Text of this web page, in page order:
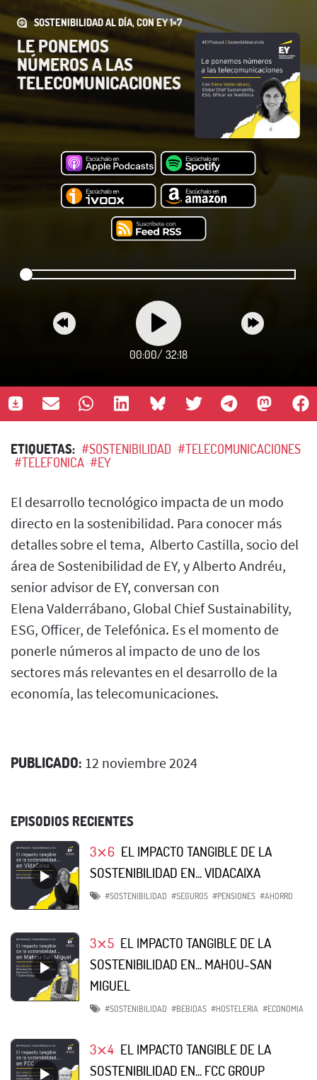
SOSTENIBILIDAD AL DÍA, CON EY 1×7
LE PONEMOS
NÚMEROS A LAS
TELECOMUNICACIONES
00:00/ 32:18
ETIQUETAS: #SOSTENIBILIDAD #TELECOMUNICACIONES
#TELEFONICA #EY
El desarrollo tecnológico impacta de un modo
directo en la sostenibilidad. Para conocer más
detalles sobre el tema, Alberto Castilla, socio del
área de Sostenibilidad de EY, y Alberto Andréu,
senior advisor de EY, conversan con
Elena Valderrábano, Global Chief Sustainability,
ESG, Officer, de Telefónica. Es el momento de
ponerle números al impacto de uno de los
sectores más relevantes en el desarrollo de la
economía, las telecomunicaciones.
PUBLICADO: 12 noviembre 2024
EPISODIOS RECIENTES
3⨯6 EL IMPACTO TANGIBLE DE LA
SOSTENIBILIDAD EN... VIDACAIXA
#SOSTENIBILIDAD #SEGUROS #PENSIONES #AHORRO
3⨯5 EL IMPACTO TANGIBLE DE LA
SOSTENIBILIDAD EN... MAHOU-SAN
MIGUEL
#SOSTENIBILIDAD #BEBIDAS #HOSTELERIA #ECONOMIA
3⨯4 EL IMPACTO TANGIBLE DE LA
SOSTENIBILIDAD EN... FCC GROUP